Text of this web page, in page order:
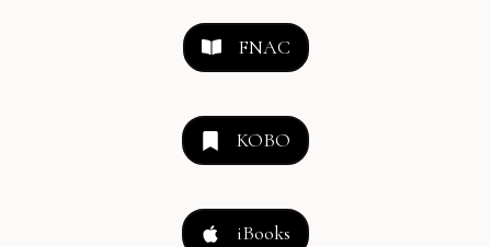
FNAC
KOBO
iBooks